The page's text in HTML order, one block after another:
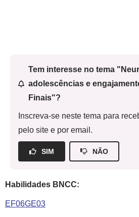
Tem interesse no tema
adolescências e
Finais"?
Inscreva-se neste tema para
pelo site e por email.
SIM NÃO
Habilidades BNCC:
EF06GE03